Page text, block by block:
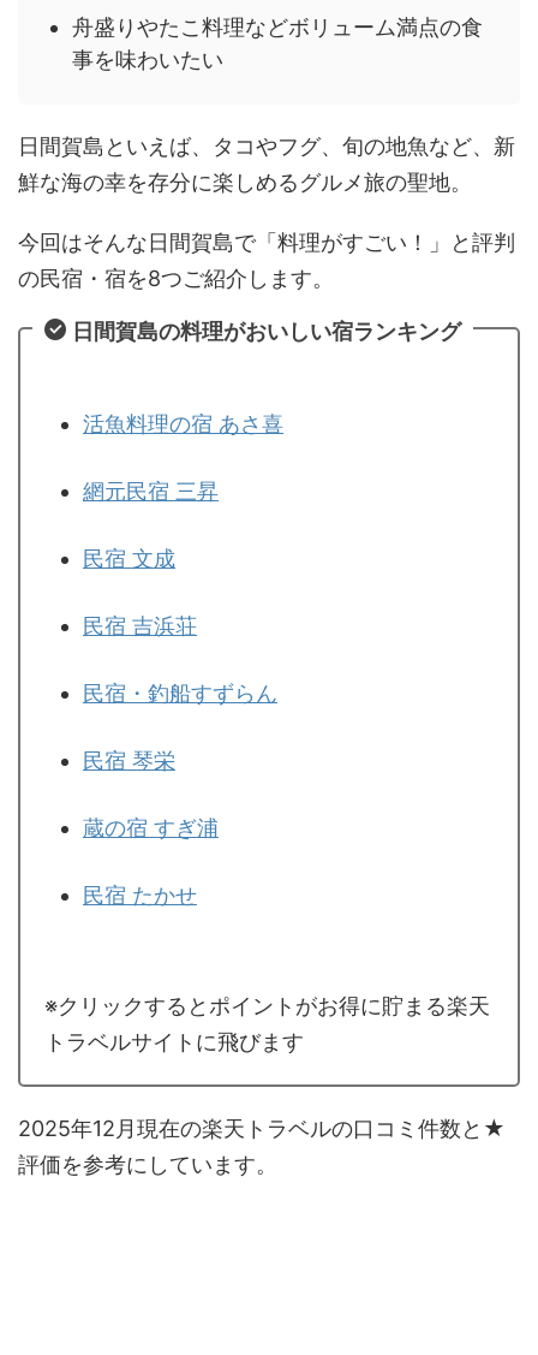
舟盛りやたこ料理などボリューム満点の食
事を味わいたい
日間賀島といえば、タコやフグ、旬の地魚など、新
鮮な海の幸を存分に楽しめるグルメ旅の聖地。
今回はそんな日間賀島で「料理がすごい！」と評判
の民宿・宿を8つご紹介します。
日間賀島の料理がおいしい宿ランキング
活魚料理の宿 あさ喜
網元民宿 三昇
民宿 文成
民宿 吉浜荘
民宿・釣船すずらん
民宿 琴栄
蔵の宿 すぎ浦
民宿 たかせ
※クリックするとポイントがお得に貯まる楽天
トラベルサイトに飛びます
2025年12月現在の楽天トラベルの口コミ件数と★
評価を参考にしています。